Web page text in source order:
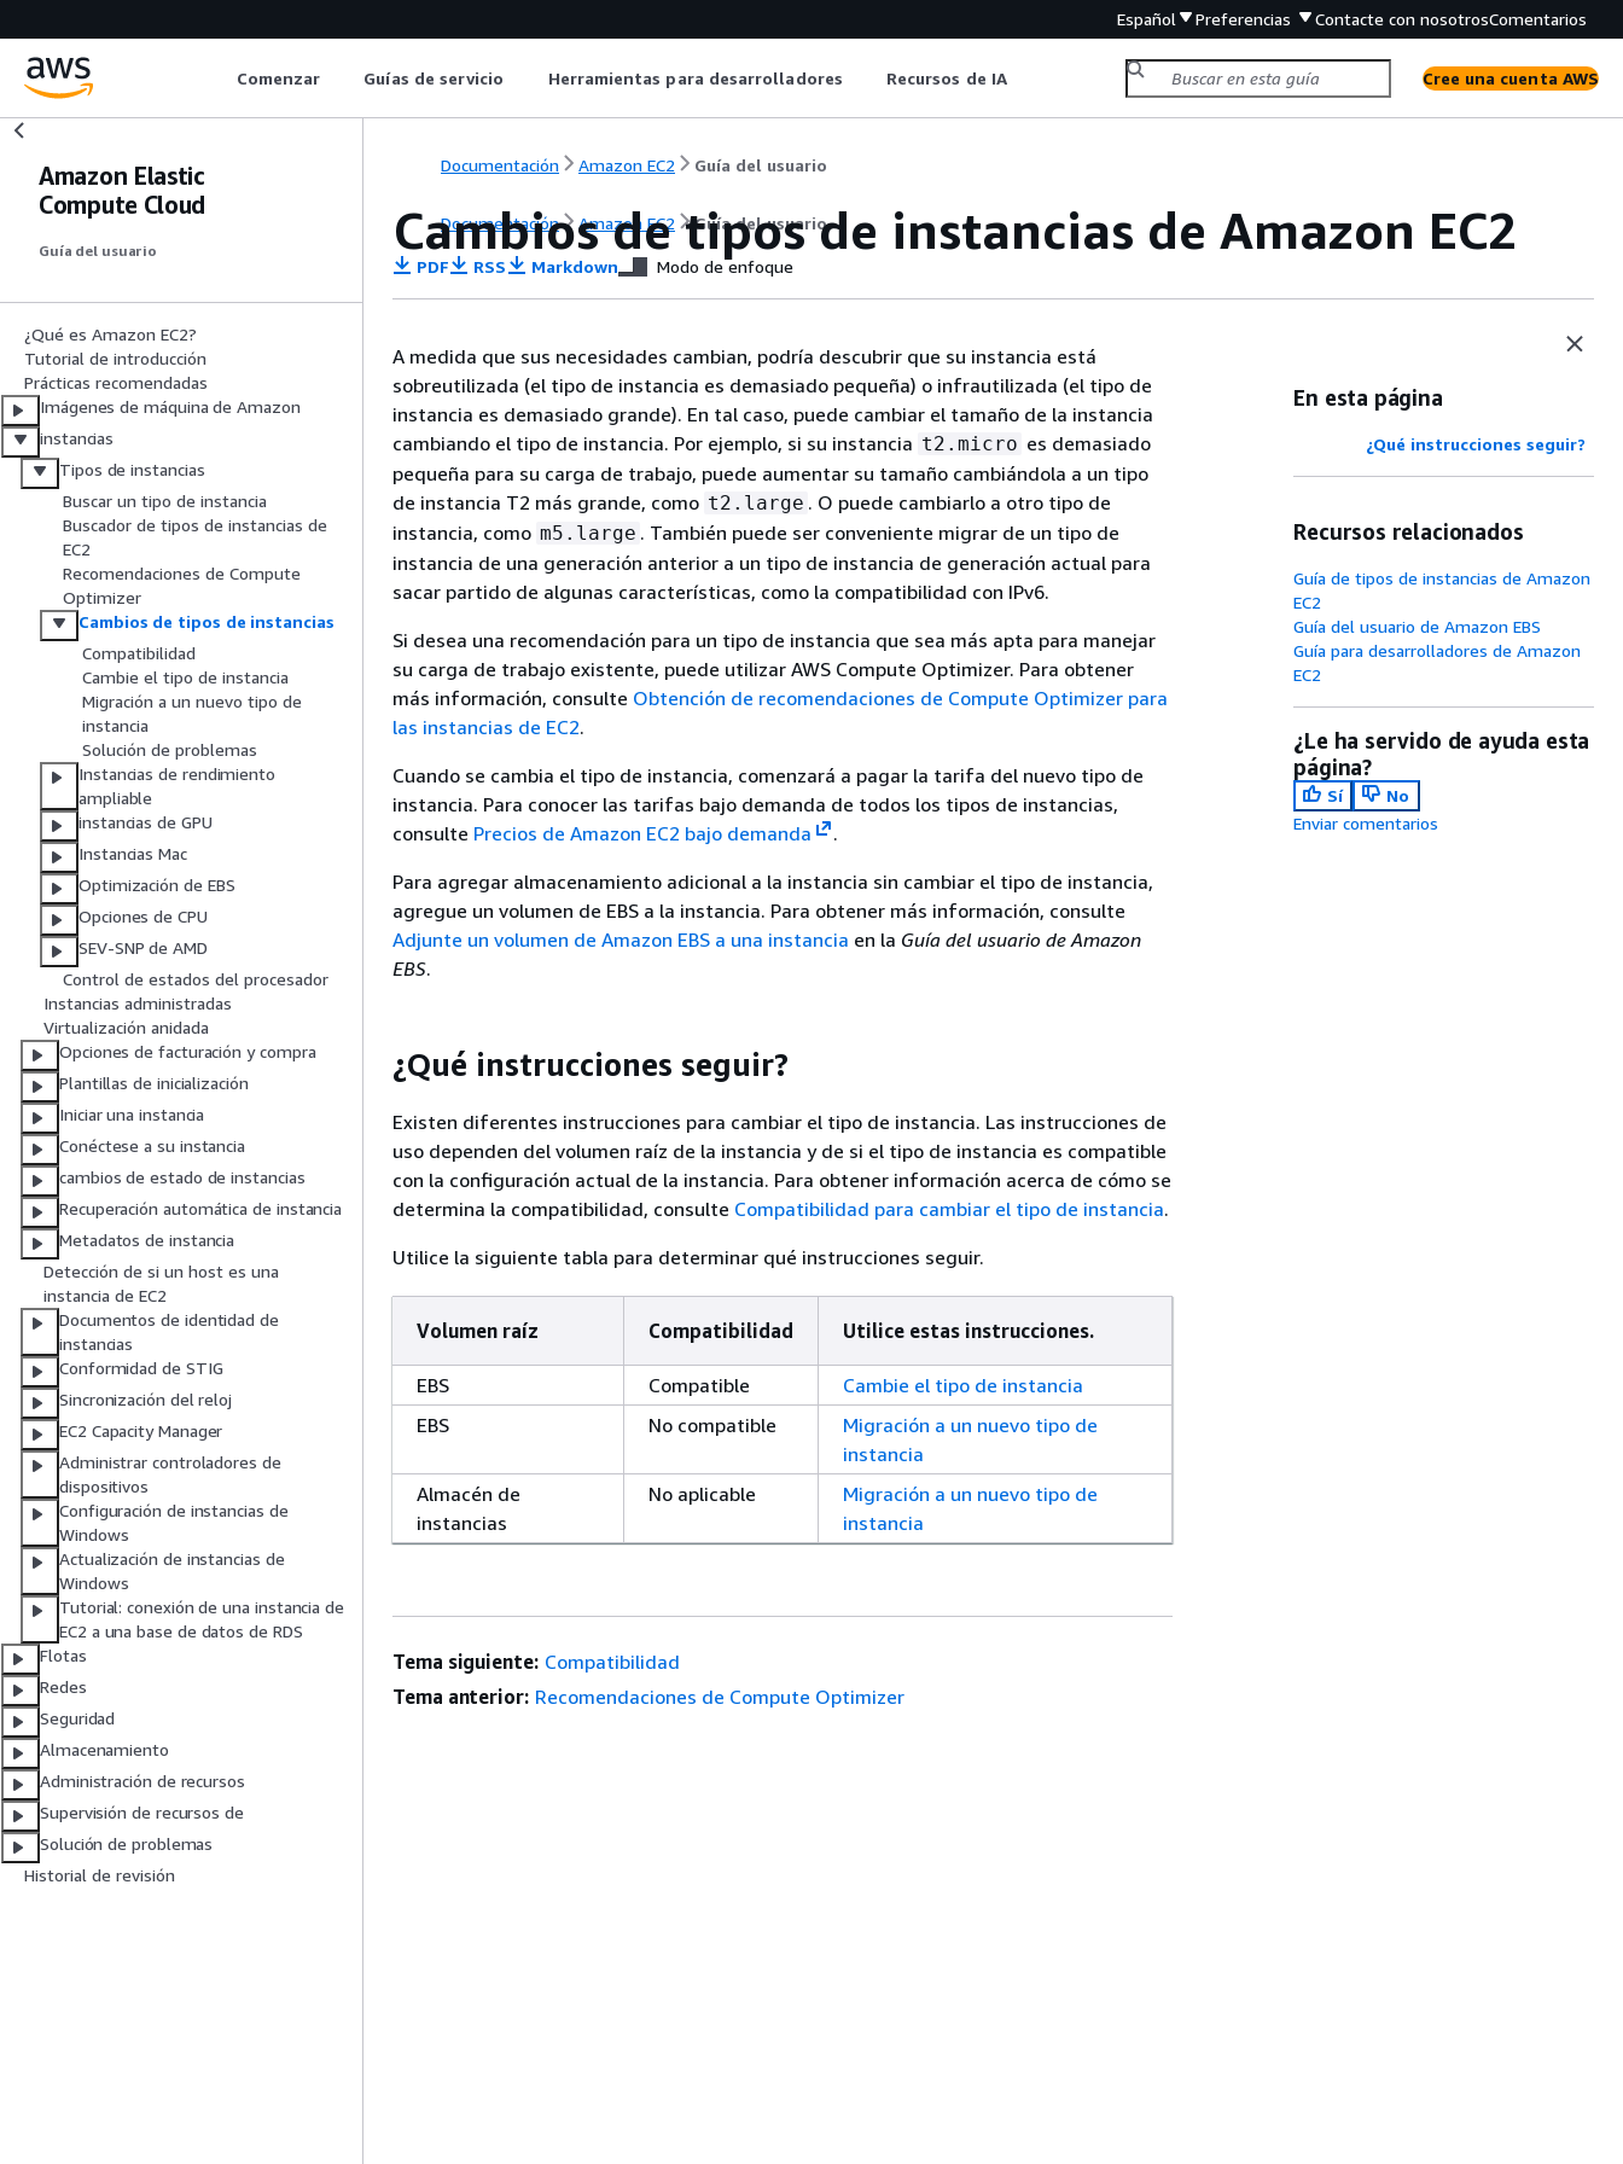
Español Preferencias Contacte con nosotrosComentarios
Comenzar Guías de servicio Herramientas para desarrolladores Recursos de IA Cree una cuenta AWS
Amazon Elastic
Compute Cloud
Guía del usuario
¿Qué es Amazon EC2?
Tutorial de introducción
Prácticas recomendadas
Imágenes de máquina de Amazon
instancias
Tipos de instancias
Buscar un tipo de instancia
Buscador de tipos de instancias de
EC2
Recomendaciones de Compute
Optimizer
Cambios de tipos de instancias
Compatibilidad
Cambie el tipo de instancia
Migración a un nuevo tipo de
instancia
Solución de problemas
Instancias de rendimiento
ampliable
instancias de GPU
Instancias Mac
Optimización de EBS
Opciones de CPU
SEV-SNP de AMD
Control de estados del procesador
Instancias administradas
Virtualización anidada
Opciones de facturación y compra
Plantillas de inicialización
Iniciar una instancia
Conéctese a su instancia
cambios de estado de instancias
Recuperación automática de instancia
Metadatos de instancia
Detección de si un host es una
instancia de EC2
Documentos de identidad de
instancias
Conformidad de STIG
Sincronización del reloj
EC2 Capacity Manager
Administrar controladores de
dispositivos
Configuración de instancias de
Windows
Actualización de instancias de
Windows
Tutorial: conexión de una instancia de
EC2 a una base de datos de RDS
Flotas
Redes
Seguridad
Almacenamiento
Administración de recursos
Supervisión de recursos de
Solución de problemas
Historial de revisión
Documentación Amazon EC2 Guía del usuario
Documentación Amazon EC2 Guía del usuario
Cambios de tipos de instancias de Amazon EC2
PDF RSS Markdown Modo de enfoque
A medida que sus necesidades cambian, podría descubrir que su instancia está
sobreutilizada (el tipo de instancia es demasiado pequeña) o infrautilizada (el tipo de
instancia es demasiado grande). En tal caso, puede cambiar el tamaño de la instancia
cambiando el tipo de instancia. Por ejemplo, si su instancia t2.micro es demasiado
pequeña para su carga de trabajo, puede aumentar su tamaño cambiándola a un tipo
de instancia T2 más grande, como t2.large . O puede cambiarlo a otro tipo de
instancia, como m5.large . También puede ser conveniente migrar de un tipo de
instancia de una generación anterior a un tipo de instancia de generación actual para
sacar partido de algunas características, como la compatibilidad con IPv6.
Si desea una recomendación para un tipo de instancia que sea más apta para manejar
su carga de trabajo existente, puede utilizar AWS Compute Optimizer. Para obtener
más información, consulte Obtención de recomendaciones de Compute Optimizer para
las instancias de EC2.
Cuando se cambia el tipo de instancia, comenzará a pagar la tarifa del nuevo tipo de
instancia. Para conocer las tarifas bajo demanda de todos los tipos de instancias,
consulte Precios de Amazon EC2 bajo demanda
.
Para agregar almacenamiento adicional a la instancia sin cambiar el tipo de instancia,
agregue un volumen de EBS a la instancia. Para obtener más información, consulte
Adjunte un volumen de Amazon EBS a una instancia en la Guía del usuario de Amazon
EBS.
¿Qué instrucciones seguir?
Existen diferentes instrucciones para cambiar el tipo de instancia. Las instrucciones de
uso dependen del volumen raíz de la instancia y de si el tipo de instancia es compatible
con la configuración actual de la instancia. Para obtener información acerca de cómo se
determina la compatibilidad, consulte Compatibilidad para cambiar el tipo de instancia.
Utilice la siguiente tabla para determinar qué instrucciones seguir.
Volumen raíz Compatibilidad Utilice estas instrucciones.
EBS Compatible
Cambie el tipo de instancia
EBS
No compatible
Migración a un nuevo tipo de
instancia
Almacén de
instancias
No aplicable
Migración a un nuevo tipo de
instancia
En esta página
¿Qué instrucciones seguir?
Recursos relacionados
Guía de tipos de instancias de Amazon
EC2
Guía del usuario de Amazon EBS
Guía para desarrolladores de Amazon
EC2
¿Le ha servido de ayuda esta
página?
Sí
No
Enviar comentarios
Tema siguiente: Compatibilidad
Tema anterior: Recomendaciones de Compute Optimizer